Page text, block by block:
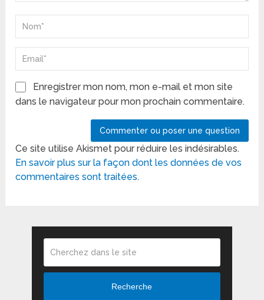
Enregistrer mon nom, mon e-mail et mon site
dans le navigateur pour mon prochain commentaire.
Ce site utilise Akismet pour réduire les indésirables.
En savoir plus sur la façon dont les données de vos
commentaires sont traitées.
Recherche